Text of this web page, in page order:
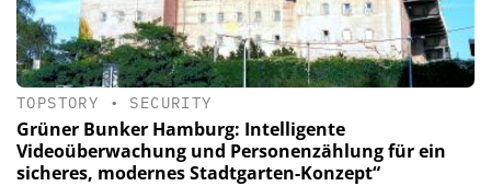
TOPSTORY • SECURITY
Grüner Bunker Hamburg: Intelligente
Videoüberwachung und Personenzählung für ein
sicheres, modernes Stadtgarten-Konzept“